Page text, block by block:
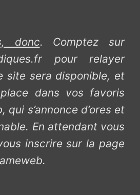
donc. Comptez sur
pour relayer
site sera disponible, et
dans vos favoris
qui s’annonce d’ores et
En attendant vous
inscrire sur la page